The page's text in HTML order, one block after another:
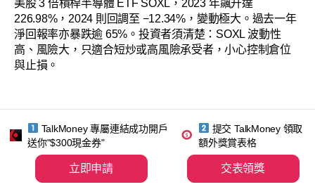
美股 3 倍槓桿半導體 ETF SOXL，2023 年飆升達
226.98%，2024 則回調至 −12.34%，變動極大。過去一年
淨回報率亦暴跌逾 65%。投資者須清楚：SOXL 波動性
高、風險大，只適合短炒或高風險承受者，小心控制倉位
與止損。
TalkMoney 專屬連結成功開戶
送你"$300現金券"
立即申請
提交 TalkMoney 領取
額外獎賞表格
交表領獎